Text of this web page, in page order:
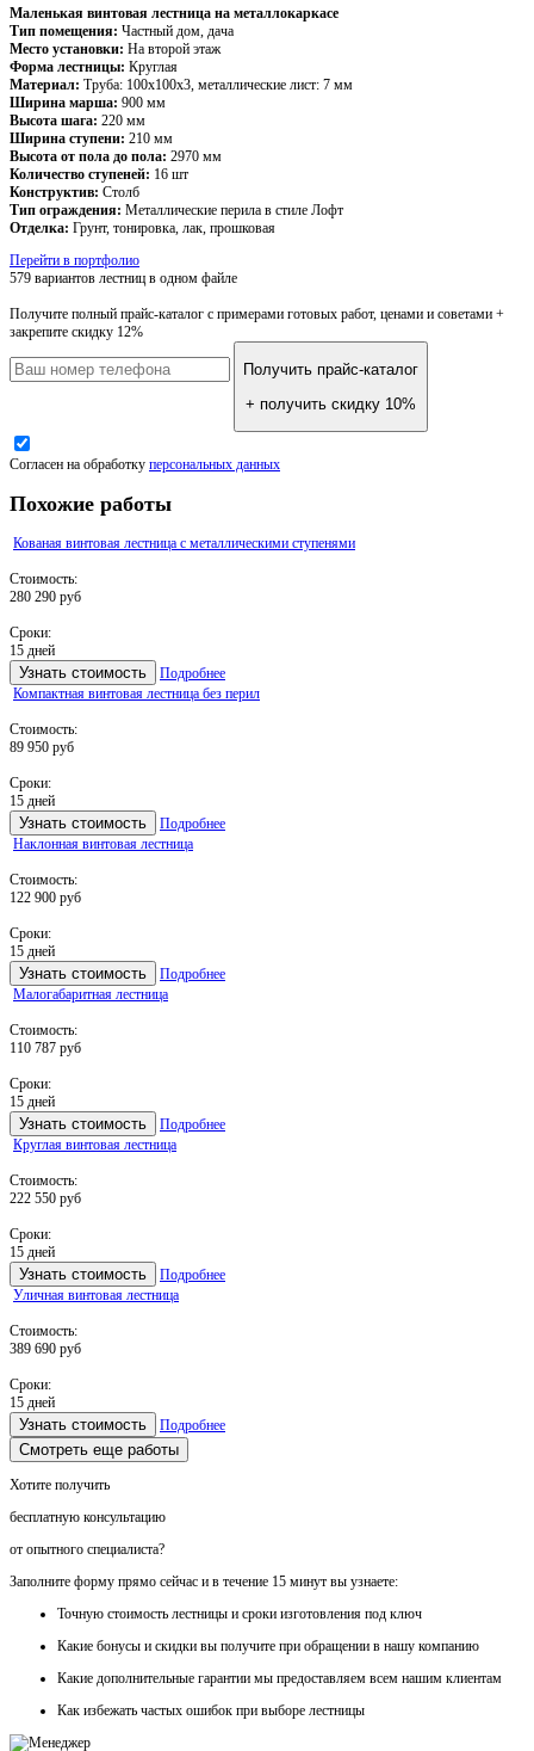
Маленькая винтовая лестница на металлокаркасе
Тип помещения: Частный дом, дача
Место установки: На второй этаж
Форма лестницы: Круглая
Материал: Труба: 100х100х3, металлические лист: 7 мм
Ширина марша: 900 мм
Высота шага: 220 мм
Ширина ступени: 210 мм
Высота от пола до пола: 2970 мм
Количество ступеней: 16 шт
Конструктив: Столб
Тип ограждения: Металлические перила в стиле Лофт
Отделка: Грунт, тонировка, лак, прошковая
Перейти в портфолио
579 вариантов лестниц в одном файле
Получите полный прайс-каталог с примерами готовых работ, ценами и советами +
закрепите скидку 12%
Получить прайс-каталог
+ получить скидку 10%
Согласен на обработку персональных данных
Похожие работы
Кованая винтовая лестница с металлическими ступенями
Стоимость:
280 290 руб
Сроки:
15 дней
Узнать стоимость
Подробнее
Компактная винтовая лестница без перил
Стоимость:
89 950 руб
Сроки:
15 дней
Узнать стоимость
Подробнее
Наклонная винтовая лестница
Стоимость:
122 900 руб
Сроки:
15 дней
Узнать стоимость
Подробнее
Малогабаритная лестница
Стоимость:
110 787 руб
Сроки:
15 дней
Узнать стоимость
Подробнее
Круглая винтовая лестница
Стоимость:
222 550 руб
Сроки:
15 дней
Узнать стоимость
Подробнее
Уличная винтовая лестница
Стоимость:
389 690 руб
Сроки:
15 дней
Узнать стоимость Подробнее
Смотреть еще работы
Хотите получить
бесплатную консультацию
от опытного специалиста?
Заполните форму прямо сейчас и в течение 15 минут вы узнаете:
Точную стоимость лестницы и сроки изготовления под ключ
Какие бонусы и скидки вы получите при обращении в нашу компанию
Какие дополнительные гарантии мы предоставляем всем нашим клиентам
Как избежать частых ошибок при выборе лестницы